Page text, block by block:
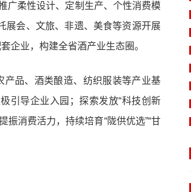
广柔性设计、定制生产、个性消费模
展会、文旅、非遗、美食等资源开展
企业，构建全省酒产业生态圈。
产品、酒类酿造、纺织服装等产业基
引导企业入园；探索发放“科技创新
振消费活力，持续培育“陇供优选”“甘